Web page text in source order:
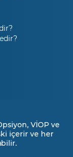
VİOP ve
içerir ve her